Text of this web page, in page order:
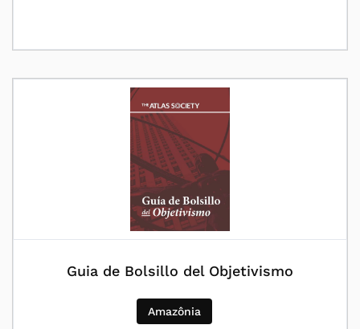
Guia de Bolsillo del Objetivismo
Amazônia